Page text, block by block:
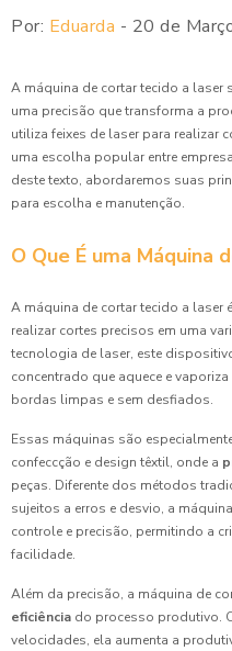
Por: Eduarda - 20 de
A máquina de cortar tecido a laser
uma precisão que transforma a
utiliza feixes de laser para
uma escolha popular entre
deste texto, abordaremos suas
para escolha e manutenção.
O Que É uma Máquina
A máquina de cortar tecido a laser
realizar cortes precisos em uma
tecnologia de laser, este
concentrado que aquece e
bordas limpas e sem desfiados.
Essas máquinas são
confeccção e design têxtil, onde a
peças. Diferente dos métodos
sujeitos a erros e desvio, a
controle e precisão, permitindo a
facilidade.
Além da precisão, a máquina de
eficiência do processo produtivo.
velocidades, ela aumenta a